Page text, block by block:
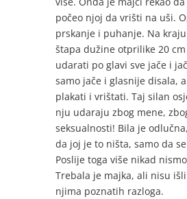
počeo njoj da vrišti na uši.
prskanje i puhanje. Na
štapa dužine otprilike 20
udarati po glavi sve jače i
samo jače i glasnije disala,
plakati i vrištati. Taj silan
nju udaraju zbog mene,
seksualnosti! Bila je
da joj je to ništa, samo da
Poslije toga više nikad
Trebala je majka, ali nisu
njima poznatih razloga.